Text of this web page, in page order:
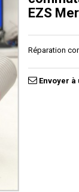
EZS
Réparation
Envoyer à